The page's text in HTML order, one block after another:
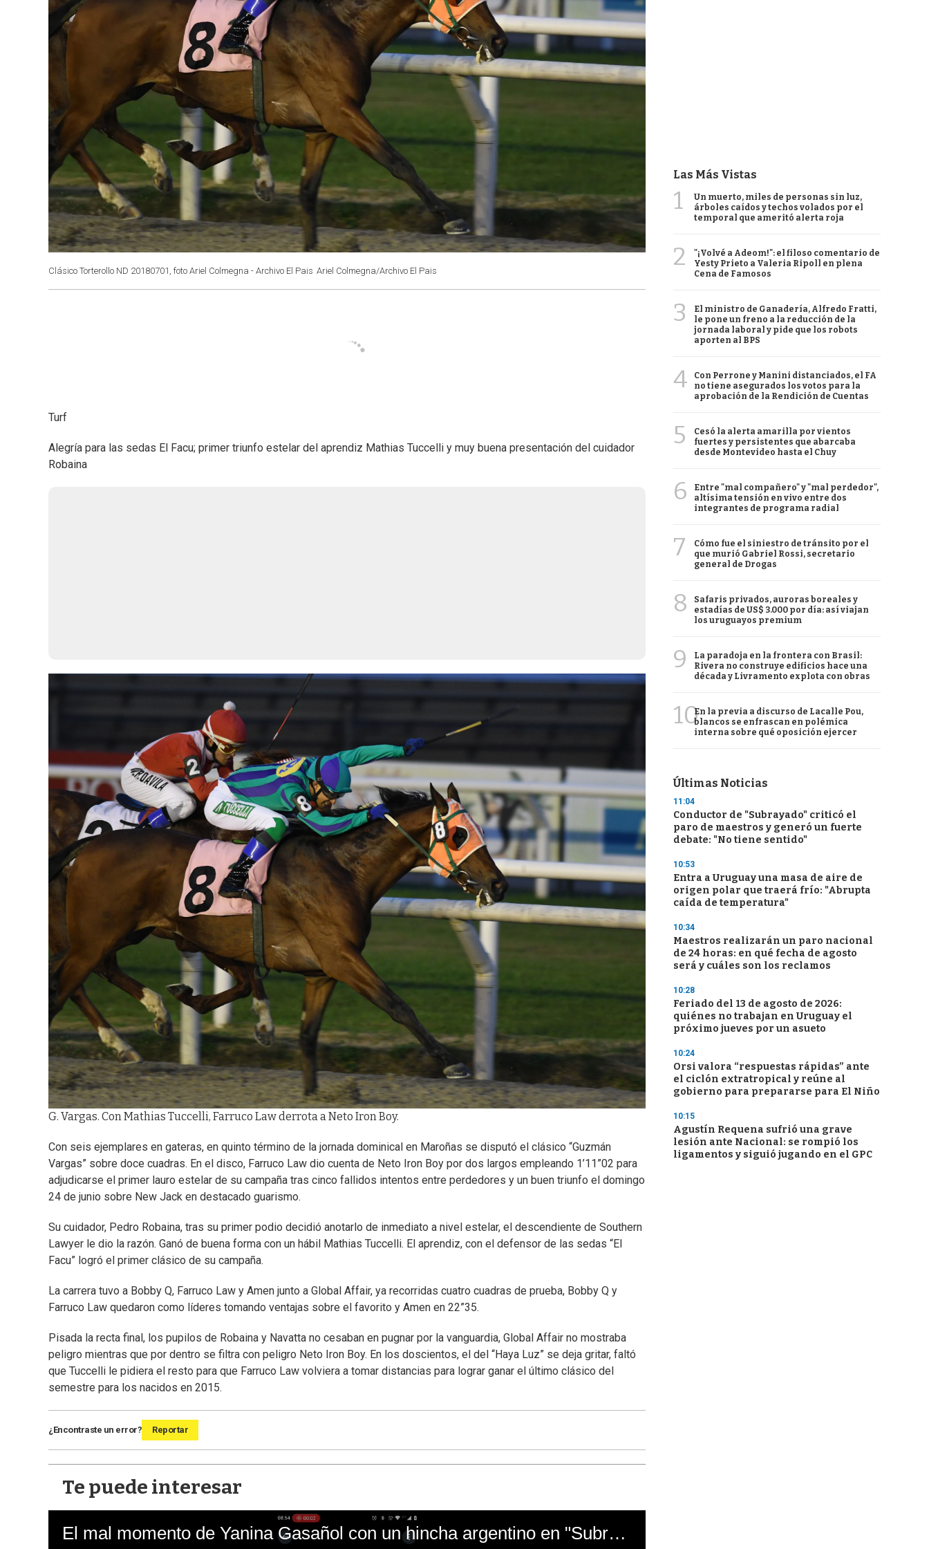
Clásico Torterollo ND 20180701, foto Ariel Colmegna - Archivo El Pais Ariel Colmegna/Archivo El Pais
Turf
Alegría para las sedas El Facu; primer triunfo estelar del aprendiz Mathias Tuccelli y muy buena presentación del cuidador
Robaina
G. Vargas. Con Mathias Tuccelli, Farruco Law derrota a Neto Iron Boy.
Con seis ejemplares en gateras, en quinto término de la jornada dominical en Maroñas se disputó el clásico “Guzmán
Vargas” sobre doce cuadras. En el disco, Farruco Law dio cuenta de Neto Iron Boy por dos largos empleando 1’11”02 para
adjudicarse el primer lauro estelar de su campaña tras cinco fallidos intentos entre perdedores y un buen triunfo el domingo
24 de junio sobre New Jack en destacado guarismo.
Su cuidador, Pedro Robaina, tras su primer podio decidió anotarlo de inmediato a nivel estelar, el descendiente de Southern
Lawyer le dio la razón. Ganó de buena forma con un hábil Mathias Tuccelli. El aprendiz, con el defensor de las sedas “El
Facu” logró el primer clásico de su campaña.
La carrera tuvo a Bobby Q, Farruco Law y Amen junto a Global Affair, ya recorridas cuatro cuadras de prueba, Bobby Q y
Farruco Law quedaron como líderes tomando ventajas sobre el favorito y Amen en 22”35.
Pisada la recta final, los pupilos de Robaina y Navatta no cesaban en pugnar por la vanguardia, Global Affair no mostraba
peligro mientras que por dentro se filtra con peligro Neto Iron Boy. En los doscientos, el del “Haya Luz” se deja gritar, faltó
que Tuccelli le pidiera el resto para que Farruco Law volviera a tomar distancias para lograr ganar el último clásico del
semestre para los nacidos en 2015.
¿Encontraste un error? Reportar
Te puede interesar
El mal momento de Yanina Gasañol con un hincha argentino en "Subrayado"
Las Más Vistas
1
Un muerto, miles de personas sin luz,
árboles caídos y techos volados por el
temporal que ameritó alerta roja
2
"¡Volvé a Adeom!": el filoso comentario de
Yesty Prieto a Valeria Ripoll en plena
Cena de Famosos
3
El ministro de Ganadería, Alfredo Fratti,
le pone un freno a la reducción de la
jornada laboral y pide que los robots
aporten al BPS
4
Con Perrone y Manini distanciados, el FA
no tiene asegurados los votos para la
aprobación de la Rendición de Cuentas
5
Cesó la alerta amarilla por vientos
fuertes y persistentes que abarcaba
desde Montevideo hasta el Chuy
6
Entre "mal compañero" y "mal perdedor",
altísima tensión en vivo entre dos
integrantes de programa radial
7
Cómo fue el siniestro de tránsito por el
que murió Gabriel Rossi, secretario
general de Drogas
8
Safaris privados, auroras boreales y
estadías de US$ 3.000 por día: así viajan
los uruguayos premium
9
La paradoja en la frontera con Brasil:
Rivera no construye edificios hace una
década y Livramento explota con obras
10En la previa a discurso de Lacalle Pou,
blancos se enfrascan en polémica
interna sobre qué oposición ejercer
Últimas Noticias
11:04
Conductor de "Subrayado" criticó el
paro de maestros y generó un fuerte
debate: "No tiene sentido"
10:53
Entra a Uruguay una masa de aire de
origen polar que traerá frío: "Abrupta
caída de temperatura"
10:34
Maestros realizarán un paro nacional
de 24 horas: en qué fecha de agosto
será y cuáles son los reclamos
10:28
Feriado del 13 de agosto de 2026:
quiénes no trabajan en Uruguay el
próximo jueves por un asueto
10:24
Orsi valora “respuestas rápidas” ante
el ciclón extratropical y reúne al
gobierno para prepararse para El Niño
10:15
Agustín Requena sufrió una grave
lesión ante Nacional: se rompió los
ligamentos y siguió jugando en el GPC